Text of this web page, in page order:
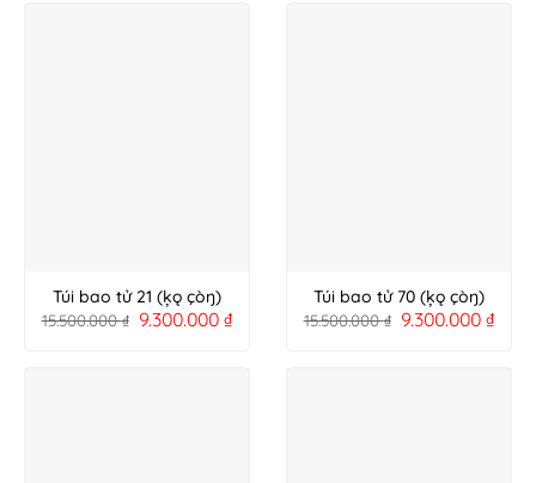
Túi bao tử 21 (ķǫ çòŋ)
15.500.000₫ 9.300.000₫
Túi bao tử 70 (ķǫ çòŋ)
15.500.000₫ 9.300.000₫